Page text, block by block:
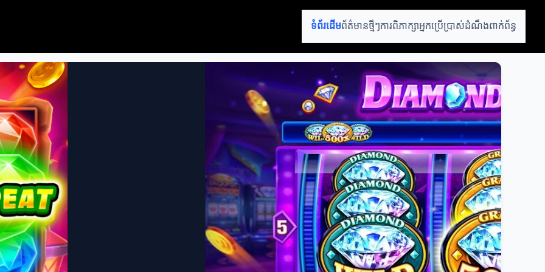
ទំព័រដើមព័ត៌មានថ្មីៗការពិភាក្សាអ្នកប្រើប្រាស់ដំណឹងពាក់ព័ន្ធ